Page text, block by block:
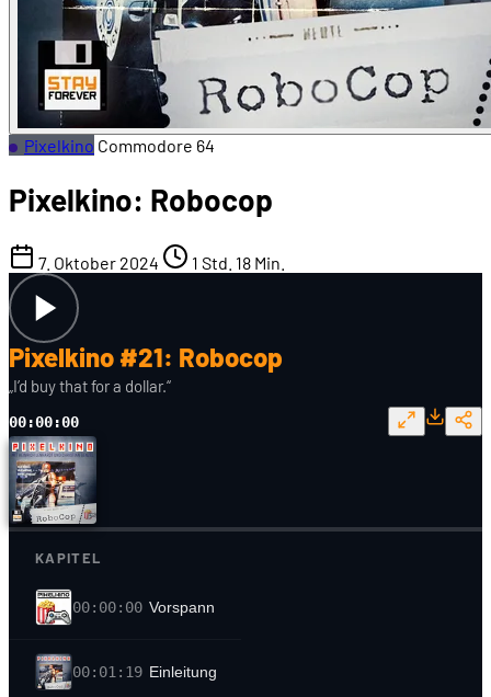
Pixelkino Commodore 64
Pixelkino: Robocop
7. Oktober 2024 1 Std. 18 Min.
Pixelkino #21: Robocop
„I’d buy that for a dollar.“
00:00:00
KAPITEL
00:00:00 Vorspann
00:01:19 Einleitung